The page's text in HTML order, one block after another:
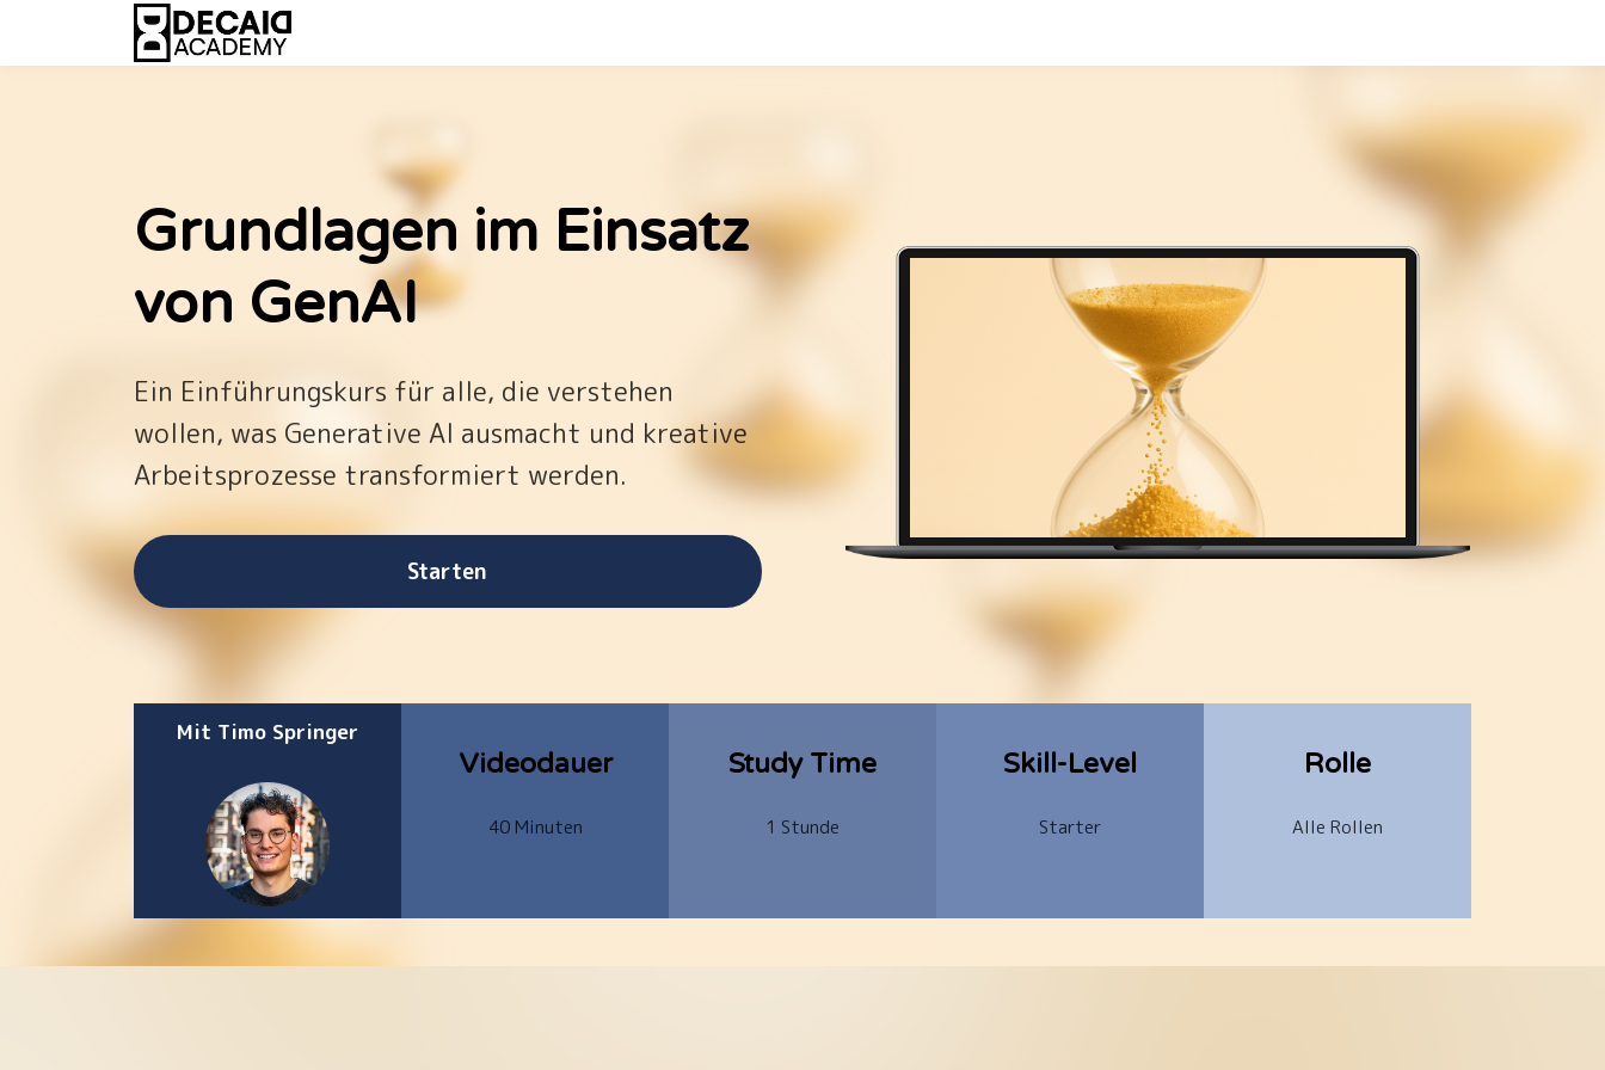
Grundlagen im Einsatz
von GenAI
Ein Einführungskurs für alle, die verstehen
wollen, was Generative AI ausmacht und kreative
Arbeitsprozesse transformiert werden.
Starten
Mit Timo Springer
Videodauer
40 Minuten
Study Time
1 Stunde
Skill-Level
Starter
Rolle
Alle Rollen